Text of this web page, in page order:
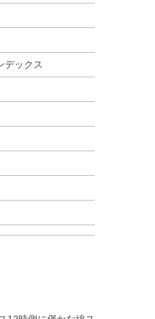
デックス